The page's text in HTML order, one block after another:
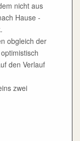
nicht aus
Hause -
obgleich der
den Verlauf
zwei